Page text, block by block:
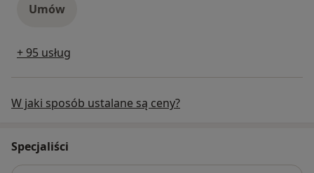
Umów
+ 95 usług
W jaki sposób ustalane są ceny?
Specjaliści